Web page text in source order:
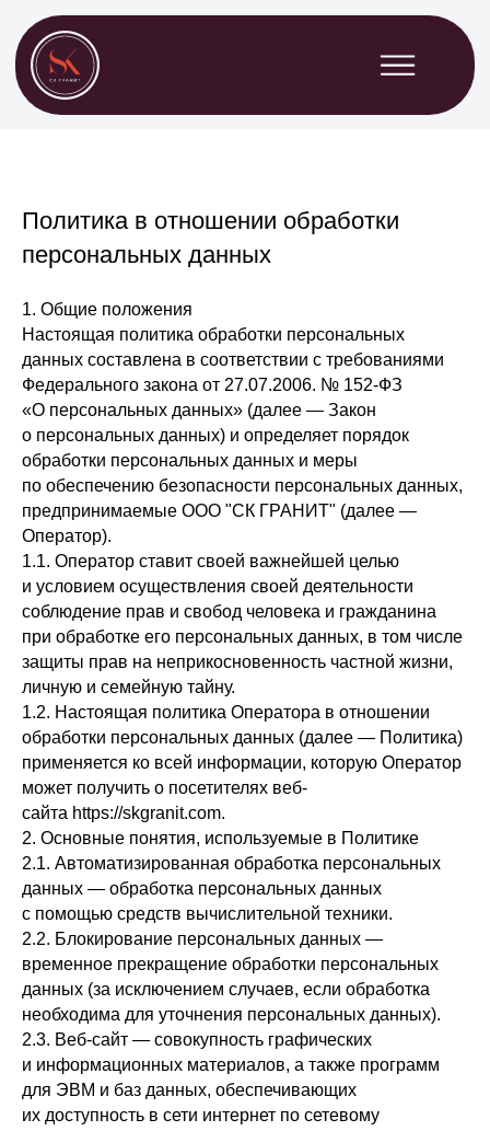
Политика в отношении обработки
персональных данных
1. Общие положения
Настоящая политика обработки персональных
данных составлена в соответствии с требованиями
Федерального закона от 27.07.2006. № 152-ФЗ
«О персональных данных» (далее — Закон
о персональных данных) и определяет порядок
обработки персональных данных и меры
по обеспечению безопасности персональных данных,
предпринимаемые ООО "СК ГРАНИТ" (далее —
Оператор).
1.1. Оператор ставит своей важнейшей целью
и условием осуществления своей деятельности
соблюдение прав и свобод человека и гражданина
при обработке его персональных данных, в том числе
защиты прав на неприкосновенность частной жизни,
личную и семейную тайну.
1.2. Настоящая политика Оператора в отношении
обработки персональных данных (далее — Политика)
применяется ко всей информации, которую Оператор
может получить о посетителях веб-
сайта https://skgranit.com.
2. Основные понятия, используемые в Политике
2.1. Автоматизированная обработка персональных
данных — обработка персональных данных
с помощью средств вычислительной техники.
2.2. Блокирование персональных данных —
временное прекращение обработки персональных
данных (за исключением случаев, если обработка
необходима для уточнения персональных данных).
2.3. Веб-сайт — совокупность графических
и информационных материалов, а также программ
для ЭВМ и баз данных, обеспечивающих
их доступность в сети интернет по сетевому